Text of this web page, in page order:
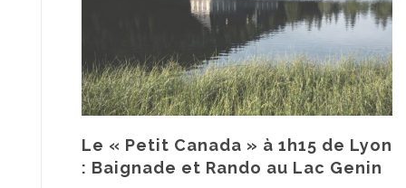
Le « Petit Canada » à 1h15 de Lyon
: Baignade et Rando au Lac Genin